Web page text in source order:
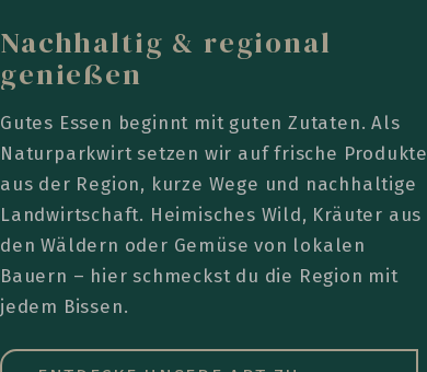
Nachhaltig & regional
genießen
Gutes Essen beginnt mit guten Zutaten. Als
Naturparkwirt setzen wir auf frische Produkte
aus der Region, kurze Wege und nachhaltige
Landwirtschaft. Heimisches Wild, Kräuter aus
den Wäldern oder Gemüse von lokalen
Bauern – hier schmeckst du die Region mit
jedem Bissen.